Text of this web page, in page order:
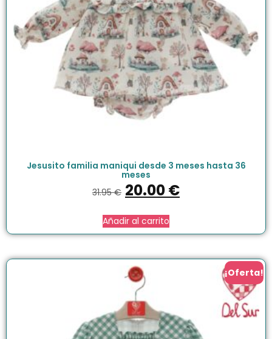
Jesusito familia maniqui desde 3 meses hasta 36
meses
31.95€ 20.00€
Añadir al carrito
¡Oferta!